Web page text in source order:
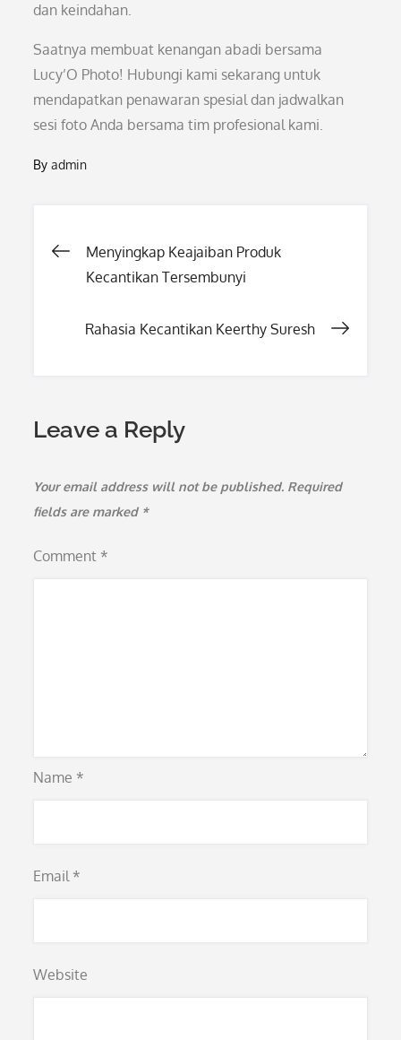
dan keindahan.
Saatnya membuat kenangan abadi bersama
Lucy’O Photo! Hubungi kami sekarang untuk
mendapatkan penawaran spesial dan jadwalkan
sesi foto Anda bersama tim profesional kami.
Byadmin
Post
Menyingkap Keajaiban Produk
Kecantikan Tersembunyi
Rahasia Kecantikan Keerthy Suresh
Leave a Reply
Your email address will not be published. Required
fields are marked *
Comment *
Name *
Email *
Website